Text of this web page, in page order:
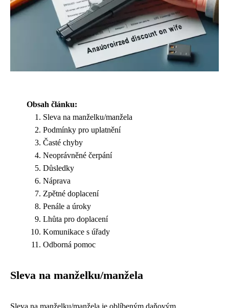
Obsah článku:
Sleva na manželku/manžela
Podmínky pro uplatnění
Časté chyby
Neoprávněné čerpání
Důsledky
Náprava
Zpětné doplacení
Penále a úroky
Lhůta pro doplacení
Komunikace s úřady
Odborná pomoc
Sleva na manželku/manžela
Sleva na manželku/manžela je oblíbeným daňovým